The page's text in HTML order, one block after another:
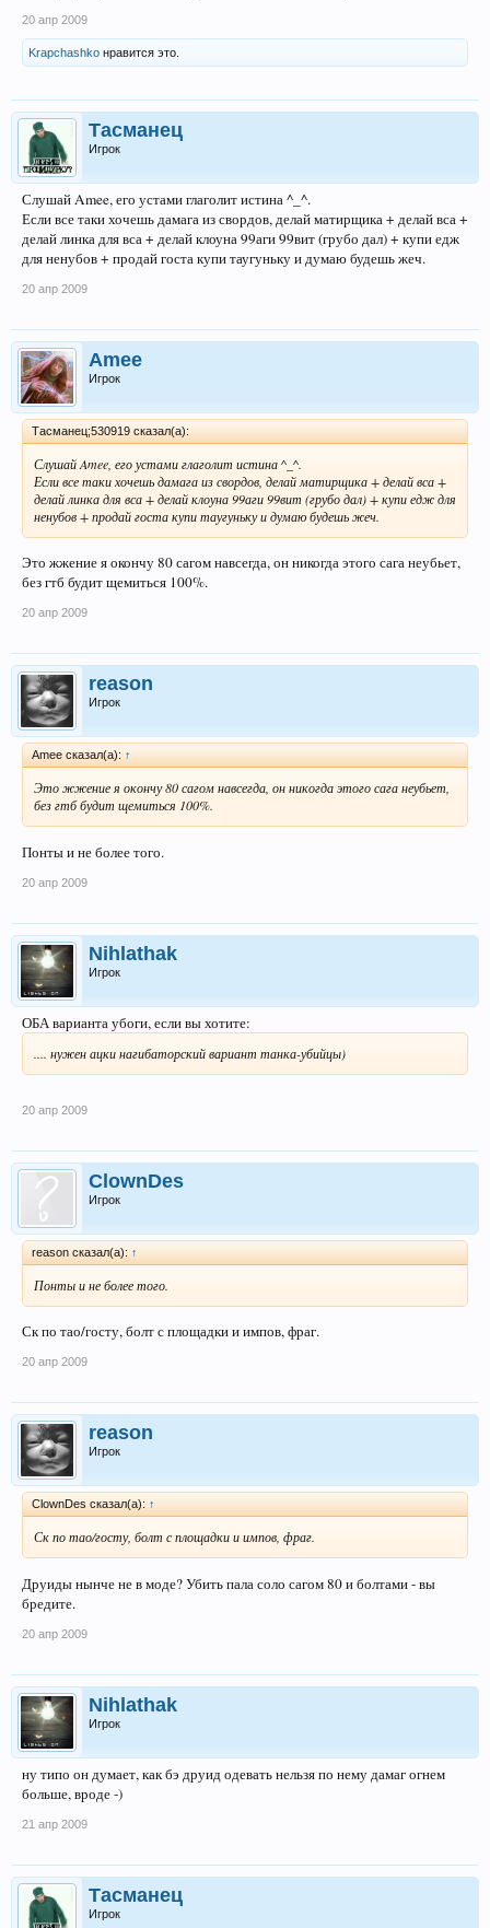
20 апр 2009
Krapchashko нравится это.
Тасманец
Игрок
Слушай Amee, его устами глаголит истина ^_^.
Если все таки хочешь дамага из свордов, делай матирщика + делай вса +
делай линка для вса + делай клоуна 99аги 99вит (грубо дал) + купи едж
для ненубов + продай госта купи таугуньку и думаю будешь жеч.
20 апр 2009
Amee
Игрок
Тасманец;530919 сказал(а):
Слушай Amee, его устами глаголит истина ^_^.
Если все таки хочешь дамага из свордов, делай матирщика + делай вса +
делай линка для вса + делай клоуна 99аги 99вит (грубо дал) + купи едж для
ненубов + продай госта купи таугуньку и думаю будешь жеч.
Это жжение я окончу 80 сагом навсегда, он никогда этого сага неубьет,
без гтб будит щемиться 100%.
20 апр 2009
reason
Игрок
Amee сказал(а): ↑
Это жжение я окончу 80 сагом навсегда, он никогда этого сага неубьет,
без гтб будит щемиться 100%.
Понты и не более того.
20 апр 2009
Nihlathak
Игрок
ОБА варианта убоги, если вы хотите:
.... нужен ацки нагибаторский вариант танка-убийцы)
20 апр 2009
ClownDes
Игрок
reason сказал(а): ↑
Понты и не более того.
Ск по тао/госту, болт с площадки и импов, фраг.
20 апр 2009
reason
Игрок
ClownDes сказал(а): ↑
Ск по тао/госту, болт с площадки и импов, фраг.
Друиды нынче не в моде? Убить пала соло сагом 80 и болтами - вы
бредите.
20 апр 2009
Nihlathak
Игрок
ну типо он думает, как бэ друид одевать нельзя по нему дамаг огнем
больше, вроде -)
21 апр 2009
Тасманец
Игрок